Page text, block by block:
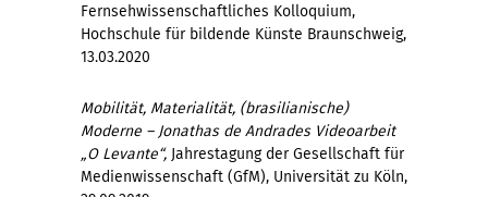
Fernsehwissenschaftliches Kolloquium,
Hochschule für bildende Künste Braunschweig,
13.03.2020
Mobilität, Materialität, (brasilianische)
Moderne – Jonathas de Andrades Videoarbeit
„O Levante“, Jahrestagung der Gesellschaft für
Medienwissenschaft (GfM), Universität zu Köln,